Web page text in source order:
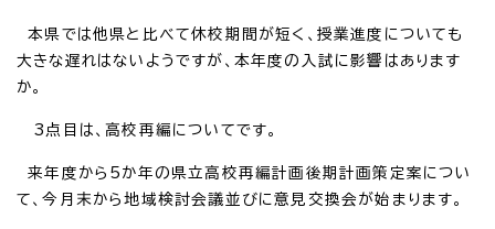
本県では他県と比べて休校期間が短く、授業進度についても
大きな遅れはないようですが、本年度の入試に影響はあります
か。
3点目は、高校再編についてです。
来年度から5か年の県立高校再編計画後期計画策定案につい
て、今月末から地域検討会議並びに意見交換会が始まります。